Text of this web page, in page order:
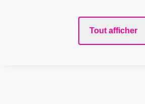
Tout afficher